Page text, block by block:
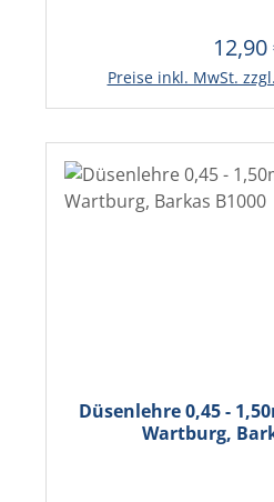
12,90
Preise inkl. MwSt.
In den
Düsenlehre 0,45 -
Wartburg,